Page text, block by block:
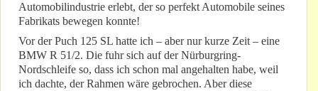
Automobilindustrie erlebt, der so perfekt Automobile seines
Fabrikats bewegen konnte!
Vor der Puch 125 SL hatte ich – aber nur kurze Zeit – eine
BMW R 51/2. Die fuhr sich auf der Nürburgring-
Nordschleife so, dass ich schon mal angehalten habe, weil
ich dachte, der Rahmen wäre gebrochen. Aber diese